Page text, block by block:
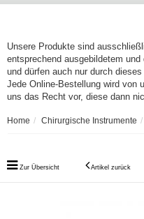
Unsere Produkte sind
entsprechend ausgebildetem
und dürfen auch nur durch dieses
Jede Online-Bestellung wird von
uns das Recht vor, diese dann
Home Chirurgische Instrumente
Zur Übersicht Artikel zurück